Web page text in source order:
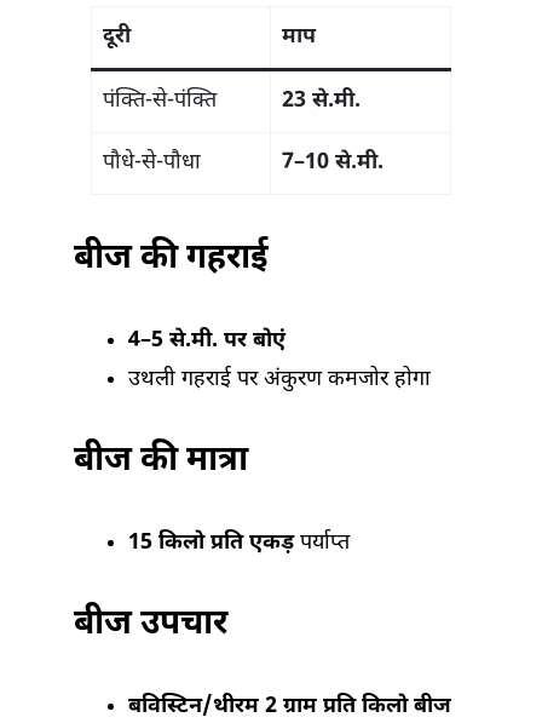
दूरी माप
पंक्ति-से-पंक्ति 23 से.मी.
पौधे-से-पौधा 7–10 से.मी.
बीज की गहराई
4–5 से.मी. पर बोएं
उथली गहराई पर अंकुरण कमजोर होगा
बीज की मात्रा
15 किलो प्रति एकड़पर्याप्त
बीज उपचार
बविस्टिन/थीरम 2 ग्राम प्रति किलो बीज